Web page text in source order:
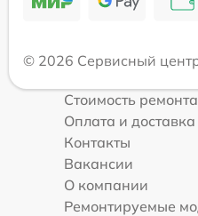
© 2026 Сервисный
Стоимость ремонта
Оплата и доставка
Контакты
Вакансии
О компании
Ремонтируемые